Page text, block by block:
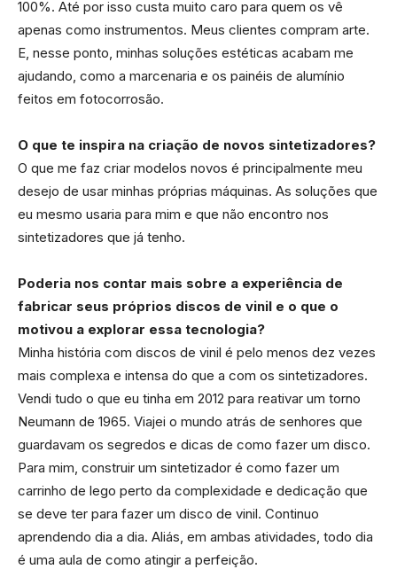
100%. Até por isso custa muito caro para quem os vê
apenas como instrumentos. Meus clientes compram arte.
E, nesse ponto, minhas soluções estéticas acabam me
ajudando, como a marcenaria e os painéis de alumínio
feitos em fotocorrosão.
O que te inspira na criação de novos sintetizadores?
O que me faz criar modelos novos é principalmente meu
desejo de usar minhas próprias máquinas. As soluções que
eu mesmo usaria para mim e que não encontro nos
sintetizadores que já tenho.
Poderia nos contar mais sobre a experiência de
fabricar seus próprios discos de vinil e o que o
motivou a explorar essa tecnologia?
Minha história com discos de vinil é pelo menos dez vezes
mais complexa e intensa do que a com os sintetizadores.
Vendi tudo o que eu tinha em 2012 para reativar um torno
Neumann de 1965. Viajei o mundo atrás de senhores que
guardavam os segredos e dicas de como fazer um disco.
Para mim, construir um sintetizador é como fazer um
carrinho de lego perto da complexidade e dedicação que
se deve ter para fazer um disco de vinil. Continuo
aprendendo dia a dia. Aliás, em ambas atividades, todo dia
é uma aula de como atingir a perfeição.